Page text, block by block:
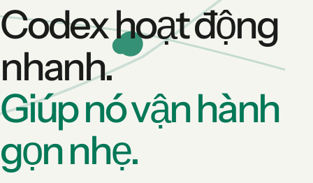
Codex hoạt động
nhanh.
Giúp nó vận hành
gọn nhẹ.